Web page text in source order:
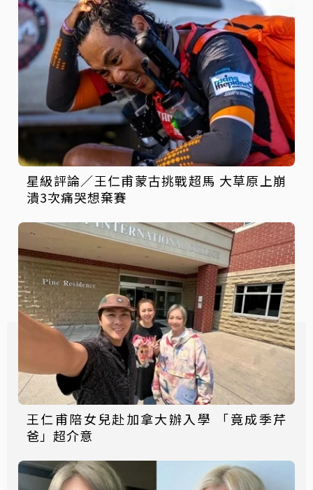
星級評論／王仁甫蒙古挑戰超馬 大草原上崩
潰3次痛哭想棄賽
王仁甫陪女兒赴加拿大辦入學 「竟成季芹
爸」超介意